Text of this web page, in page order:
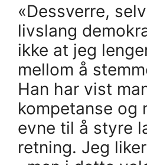
«Dessverre,
livslang
ikke at jeg
mellom å
Han har vist
kompetanse og
evne til å styre
retning. Jeg